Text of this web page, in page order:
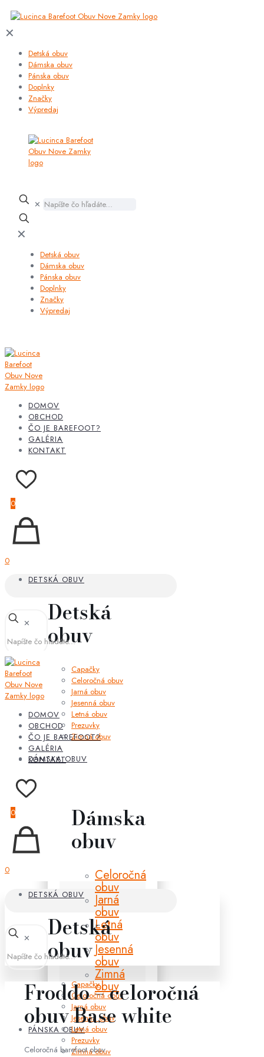
✕
Detská obuv
Dámska obuv
Pánska obuv
Doplnky
Značky
Výpredaj
✕
✕
Detská obuv
Dámska obuv
Pánska obuv
Doplnky
Značky
Výpredaj
DOMOV
OBCHOD
ČO JE BAREFOOT?
GALÉRIA
KONTAKT
0
0
DETSKÁ OBUV
Detská
obuv
Capačky
Celoročná obuv
Jarná obuv
Jesenná obuv
Letná obuv
Prezuvky
Zimná obuv
DÁMSKA OBUV
Dámska
obuv
Celoročná
obuv
Jarná
obuv
Letná
obuv
Jesenná
obuv
Zimná
obuv
PÁNSKA OBUV
✕
DOMOV
OBCHOD
ČO JE BAREFOOT?
GALÉRIA
KONTAKT
0
0
DETSKÁ OBUV
Detská
obuv
Capačky
Celoročná obuv
Jarná obuv
Jesenná obuv
Letná obuv
Prezuvky
Zimná obuv
✕
Froddo – celoročná
obuv Base white
Celoročná barefoot obuv.